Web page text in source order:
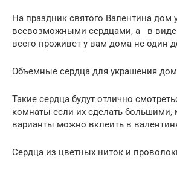
На праздник святого Валентина дом
всевозможными сердцами, а в виде
всего проживет у вам дома не один
Объемные сердца для украшения
Такие сердца будут отлично
комнаты если их сделать большими,
варианты можно вклеить в
Сердца из цветных ниток и